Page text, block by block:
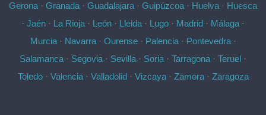
Gerona · Granada · Guadalajara · Guipúzcoa · Huelva · Huesca
· Jaén · La Rioja · León · Lleida · Lugo · Madrid · Málaga ·
Murcia· Navarra· Ourense· Palencia· Pontevedra·
Salamanca · Segovia · Sevilla · Soria · Tarragona · Teruel ·
Toledo· Valencia· Valladolid· Vizcaya· Zamora· Zaragoza